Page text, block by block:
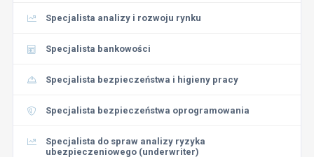
Specjalista analizy i rozwoju rynku
Specjalista bankowości
Specjalista bezpieczeństwa i higieny pracy
Specjalista bezpieczeństwa oprogramowania
Specjalista do spraw analizy ryzyka
ubezpieczeniowego (underwriter)